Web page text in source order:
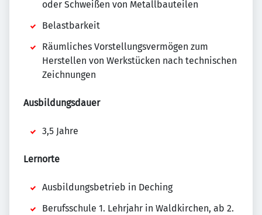
oder Schweißen von Metallbauteilen
Belastbarkeit
Räumliches Vorstellungsvermögen zum
Herstellen von Werkstücken nach technischen
Zeichnungen
Ausbildungsdauer
3,5 Jahre
Lernorte
Ausbildungsbetrieb in Deching
Berufsschule 1. Lehrjahr in Waldkirchen, ab 2.